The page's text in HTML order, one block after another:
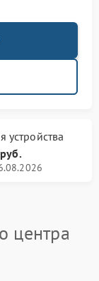
устройства
центра